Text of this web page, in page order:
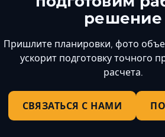
решение
Пришлите планировки, фото
ускорит подготовку точного
расчета.
СВЯЗАТЬСЯ С НАМИ